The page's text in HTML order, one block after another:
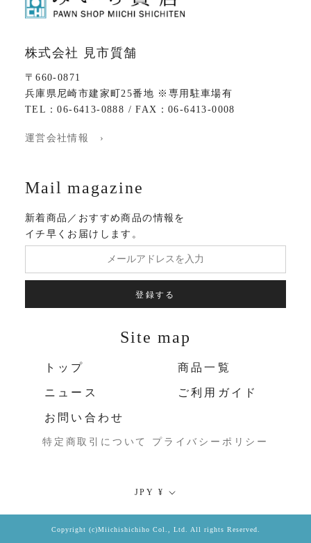
株式会社 見市質舗
〒660-0871
兵庫県尼崎市建家町25番地 ※専用駐車場有
TEL：06-6413-0888 / FAX：06-6413-0008
運営会社情報 ›
Mail magazine
新着商品／おすすめ商品の情報を
イチ早くお届けします。
登録する
Site map
トップ 商品一覧
ニュース ご利用ガイド
お問い合わせ
特定商取引について プライバシーポリシー
通
JPY ¥
Copyright (c)Miichishichiho Col., Ltd. All rights Reserved.